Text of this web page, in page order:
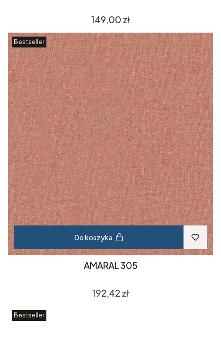
Cena
149,00 zł
Bestseller
Do koszyka
AMARAL 305
Cena
192,42 zł
Bestseller